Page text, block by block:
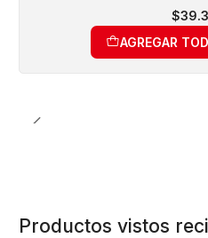
AGREGAR
Productos vistos